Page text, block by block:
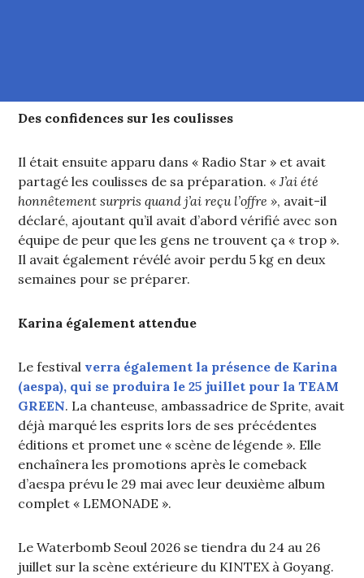
Des confidences sur les coulisses
Il était ensuite apparu dans « Radio Star » et avait
partagé les coulisses de sa préparation.« J’ai été
honnêtement surpris quand j’ai reçu l’offre », avait-il
déclaré, ajoutant qu’il avait d’abord vérifié avec son
équipe de peur que les gens ne trouvent ça « trop ».
Il avait également révélé avoir perdu 5 kg en deux
semaines pour se préparer.
Karina également attendue
Le festival verra également la présence de Karina
(aespa), qui se produira le 25 juillet pour la TEAM
GREEN. La chanteuse, ambassadrice de Sprite, avait
déjà marqué les esprits lors de ses précédentes
éditions et promet une « scène de légende ». Elle
enchaînera les promotions après le comeback
d’aespa prévu le 29 mai avec leur deuxième album
complet « LEMONADE ».
Le Waterbomb Seoul 2026 se tiendra du 24 au 26
juillet sur la scène extérieure du KINTEX à Goyang.